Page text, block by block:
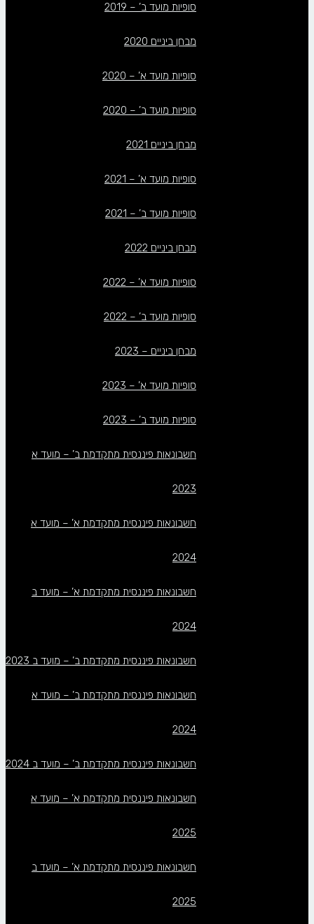
סופיות מועד ב’ – 2019
מבחן ביניים 2020
סופיות מועד א’ – 2020
סופיות מועד ב’ – 2020
מבחן ביניים 2021
סופיות מועד א’ – 2021
סופיות מועד ב’ – 2021
מבחן ביניים 2022
סופיות מועד א’ – 2022
סופיות מועד ב’ – 2022
מבחן ביניים – 2023
סופיות מועד א’ – 2023
סופיות מועד ב’ – 2023
חשבונאות פיננסית מתקדמת ב’ – מועד א
2023
חשבונאות פיננסית מתקדמת א’ – מועד א
2024
חשבונאות פיננסית מתקדמת א’ – מועד ב
2024
חשבונאות פיננסית מתקדמת ב’ – מועד ב 2023
חשבונאות פיננסית מתקדמת ב’ – מועד א
2024
חשבונאות פיננסית מתקדמת ב’ – מועד ב 2024
חשבונאות פיננסית מתקדמת א’ – מועד א
2025
חשבונאות פיננסית מתקדמת א’ – מועד ב
2025